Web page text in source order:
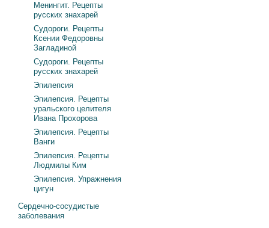
Менингит. Рецепты
русских знахарей
Судороги. Рецепты
Ксении Федоровны
Загладиной
Судороги. Рецепты
русских знахарей
Эпилепсия
Эпилепсия. Рецепты
уральского целителя
Ивана Прохорова
Эпилепсия. Рецепты
Ванги
Эпилепсия. Рецепты
Людмилы Ким
Эпилепсия. Упражнения
цигун
Сердечно-сосудистые
заболевания